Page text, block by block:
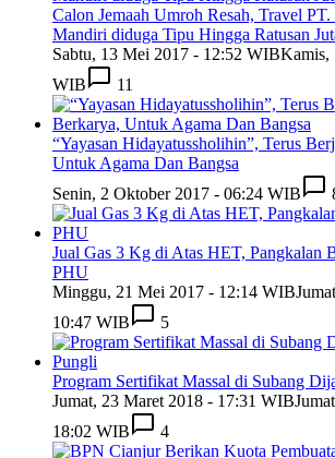
Calon Jemaah Umroh Resah, Travel
Mandiri diduga Tipu Hingga Ratusan
Sabtu, 13 Mei 2017 - 12:52 WIBKamis,
WIB
11
“Yayasan Hidayatussholihin”, Terus
Untuk Agama Dan Bangsa
Senin, 2 Oktober 2017 - 06:24 WIB
Jual Gas 3 Kg di Atas HET, Pangkalan
PHU
Minggu, 21 Mei 2017 - 12:14 WIB
10:47 WIB
5
Program Sertifikat Massal di Subang
Jumat, 23 Maret 2018 - 17:31 WIB
18:02 WIB
4